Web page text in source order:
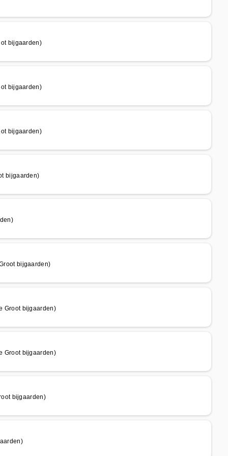
bijgaarden)
bijgaarden)
bijgaarden)
bijgaarden)
bijgaarden)
Groot bijgaarden)
Groot bijgaarden)
bijgaarden)